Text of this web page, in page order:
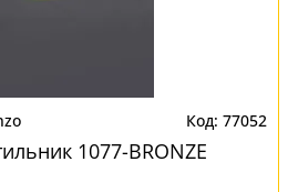
77052
1077-BRONZE